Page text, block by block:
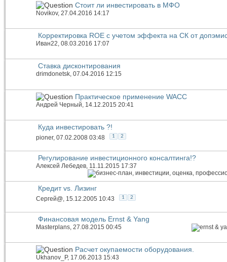
Стоит ли инвестировать в МФО
Novikov, 27.04.2016 14:17
Корректировка ROE с учетом эффекта на СК от
Иван22, 08.03.2016 17:07
Ставка дисконтирования
drimdonetsk, 07.04.2016 12:15
Практическое применение WACC
Андрей Черный, 14.12.2015 20:41
Куда инвестировать ?!
pioner, 07.02.2008 03:48 1 2
Регулирование инвестиционного консалтинга!?
Алексей Лебедев, 11.11.2015 17:37
Кредит vs. Лизинг
Сергей@, 15.12.2005 10:43 1 2
Финансовая модель Ernst & Yang
Masterplans, 27.08.2015 00:45
Расчет окупаемости оборудования.
Ukhanov_P, 17.06.2013 15:43